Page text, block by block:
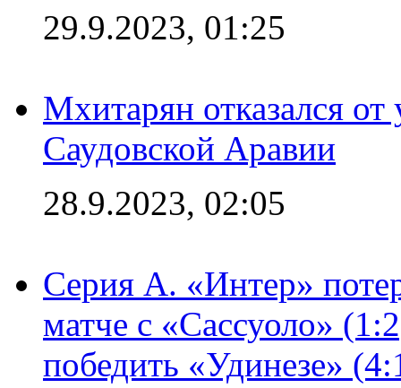
29.9.2023, 01:25
Мхитарян отказался от
Саудовской Аравии
28.9.2023, 02:05
Серия А. «Интер»
матче с «Сассуоло»
победить «Удинезе»